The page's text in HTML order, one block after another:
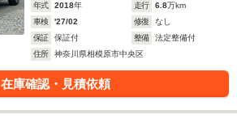
年式 2018年 走行 6.8万km
車検
'27/02 修復
なし
保証
保証付 整備
法定整備付
住所
神奈川県相模原市中央区
在庫確認・見積依頼